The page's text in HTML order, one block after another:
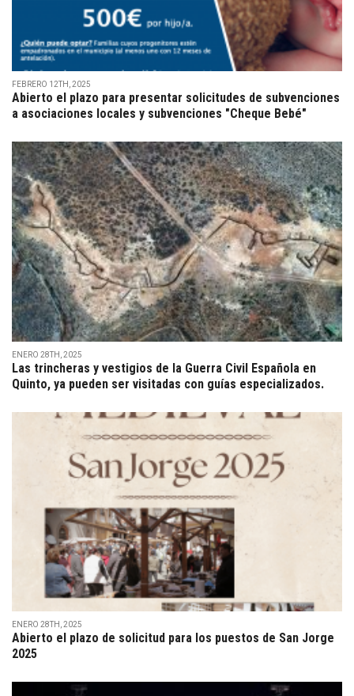
FEBRERO 12TH, 2025
Abierto el plazo para presentar solicitudes de subvenciones
a asociaciones locales y subvenciones "Cheque Bebé"
ENERO 28TH, 2025
Las trincheras y vestigios de la Guerra Civil Española en
Quinto, ya pueden ser visitadas con guías especializados.
ENERO 28TH, 2025
Abierto el plazo de solicitud para los puestos de San Jorge
2025